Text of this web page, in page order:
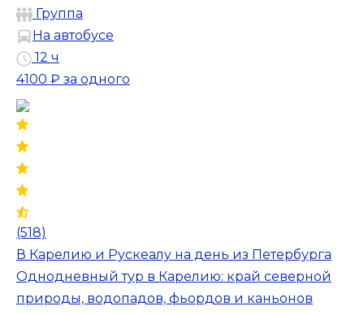
Группа
На автобусе
12 ч
4100 ₽ за одного
(518)
В Карелию и Рускеалу на день из Петербурга
Однодневный тур в Карелию: край северной
природы, водопадов, фьордов и каньонов